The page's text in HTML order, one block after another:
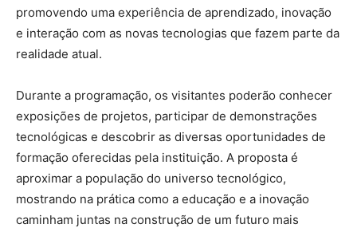
promovendo uma experiência de aprendizado, inovação
e interação com as novas tecnologias que fazem parte da
realidade atual.
Durante a programação, os visitantes poderão conhecer
exposições de projetos, participar de demonstrações
tecnológicas e descobrir as diversas oportunidades de
formação oferecidas pela instituição. A proposta é
aproximar a população do universo tecnológico,
mostrando na prática como a educação e a inovação
caminham juntas na construção de um futuro mais